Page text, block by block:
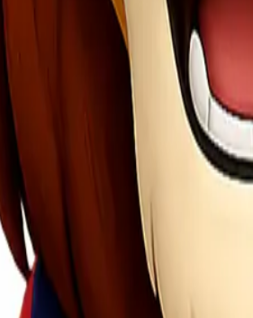
penting dalam melindungi perangkat
bahwa perangkat elektronik
packing barang elektronik tips packing